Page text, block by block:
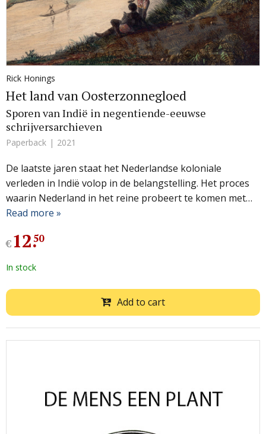
Rick Honings
Het land van Oosterzonnegloed
Sporen van Indië in negentiende-eeuwse
schrijversarchieven
Paperback 2021
De laatste jaren staat het Nederlandse koloniale
verleden in Indië volop in de belangstelling. Het proces
waarin Nederland in het reine probeert te komen met…
Read more »
€12.
50
In stock
Add to cart